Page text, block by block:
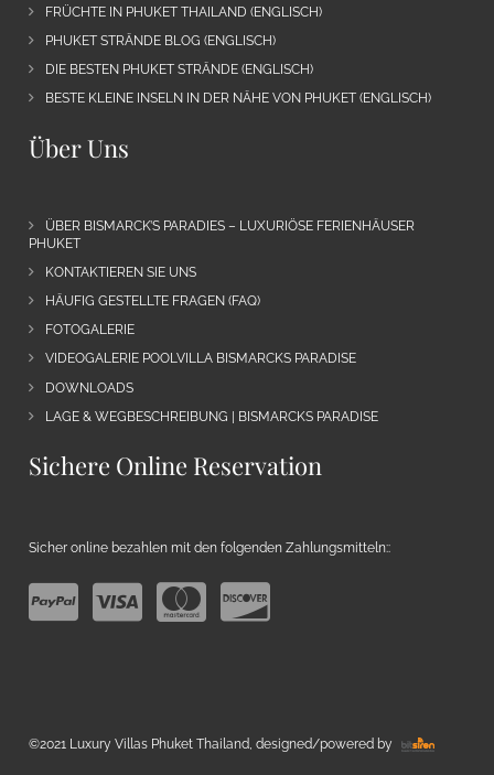
FRÜCHTE IN PHUKET THAILAND (ENGLISCH)
PHUKET STRÄNDE BLOG (ENGLISCH)
DIE BESTEN PHUKET STRÄNDE (ENGLISCH)
BESTE KLEINE INSELN IN DER NÄHE VON PHUKET (ENGLISCH)
Über Uns
ÜBER BISMARCK’S PARADIES – LUXURIÖSE FERIENHÄUSER
PHUKET
KONTAKTIEREN SIE UNS
HÄUFIG GESTELLTE FRAGEN (FAQ)
FOTOGALERIE
VIDEOGALERIE POOLVILLA BISMARCKS PARADISE
DOWNLOADS
LAGE & WEGBESCHREIBUNG | BISMARCKS PARADISE
Sichere Online Reservation
Sicher online bezahlen mit den folgenden Zahlungsmitteln::
©2021 Luxury Villas Phuket Thailand, designed/powered by